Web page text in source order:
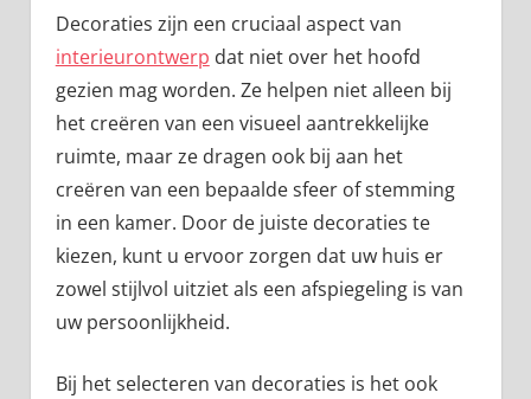
Decoraties zijn een cruciaal aspect van
interieurontwerp dat niet over het hoofd
gezien mag worden. Ze helpen niet alleen bij
het creëren van een visueel aantrekkelijke
ruimte, maar ze dragen ook bij aan het
creëren van een bepaalde sfeer of stemming
in een kamer. Door de juiste decoraties te
kiezen, kunt u ervoor zorgen dat uw huis er
zowel stijlvol uitziet als een afspiegeling is van
uw persoonlijkheid.
Bij het selecteren van decoraties is het ook